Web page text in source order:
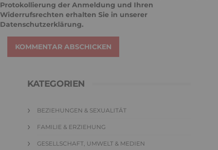
Protokollierung der Anmeldung und Ihren
Widerrufsrechten erhalten Sie in unserer
Datenschutzerklärung.
KOMMENTAR ABSCHICKEN
KATEGORIEN
BEZIEHUNGEN & SEXUALITÄT
FAMILIE & ERZIEHUNG
GESELLSCHAFT, UMWELT & MEDIEN